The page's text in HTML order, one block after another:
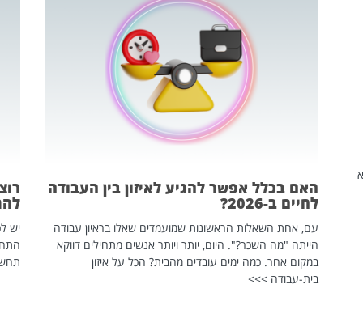
האם בכלל אפשר להגיע לאיזון בין העבודה
לחיים ב-2026?
עם, אחת השאלות הראשונות שמועמדים שאלו בראיון עבודה
הייתה "מה השכר?". היום, יותר ויותר אנשים מתחילים דווקא
במקום אחר. כמה ימים עובדים מהבית? הכל על איזון
בית-עבודה >>>
יש